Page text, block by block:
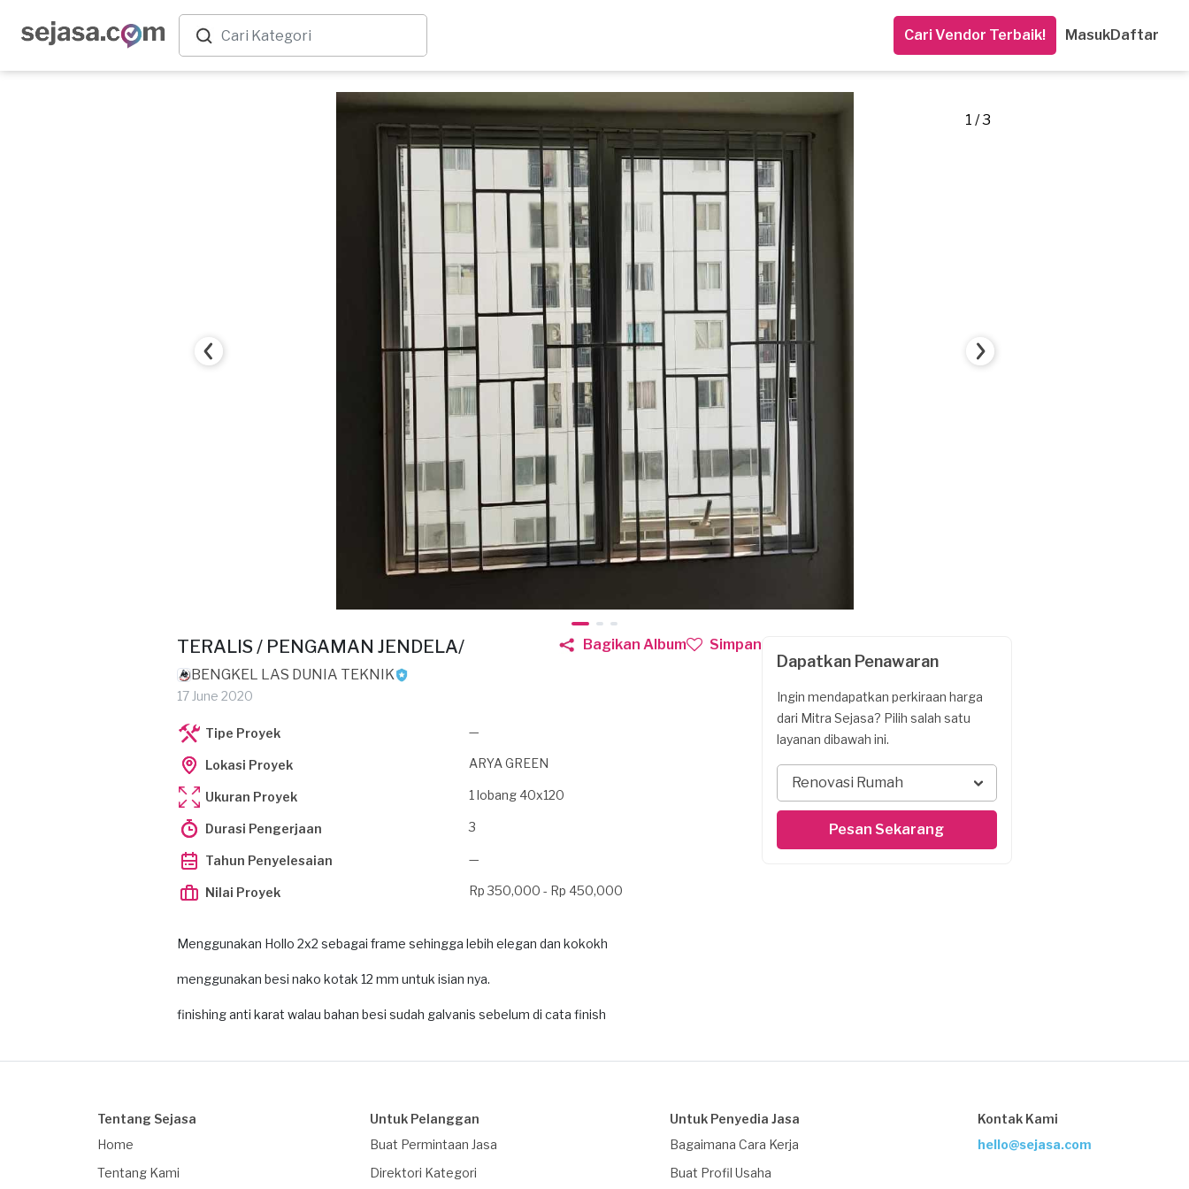
Cari Vendor Terbaik! MasukDaftar
1 / 3
TERALIS / PENGAMAN JENDELA/
BENGKEL LAS DUNIA TEKNIK
17 June 2020
Bagikan Album Simpan
Tipe Proyek —
Lokasi Proyek ARYA GREEN
Ukuran Proyek 1 lobang 40x120
Durasi Pengerjaan 3
Tahun Penyelesaian —
Nilai Proyek Rp 350,000 - Rp 450,000
Menggunakan Hollo 2x2 sebagai frame sehingga lebih elegan dan kokokh
menggunakan besi nako kotak 12 mm untuk isian nya.
finishing anti karat walau bahan besi sudah galvanis sebelum di cata finish
Dapatkan Penawaran
Ingin mendapatkan perkiraan harga
dari Mitra Sejasa? Pilih salah satu
layanan dibawah ini.
Renovasi Rumah
Pesan Sekarang
Tentang Sejasa
Home
Tentang Kami
Untuk Pelanggan
Buat Permintaan Jasa
Direktori Kategori
Untuk Penyedia Jasa
Bagaimana Cara Kerja
Buat Profil Usaha
Kontak Kami
hello@sejasa.com